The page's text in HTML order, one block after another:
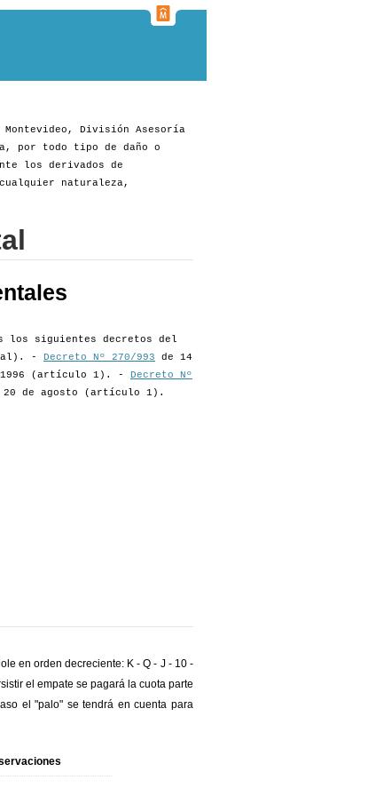
División Asesoría
por todo tipo de daño o
los derivados de
naturaleza,
los siguientes decretos del
- Decreto Nº 270/993 de 14
1996 (artículo 1). - Decreto Nº
20 de agosto (artículo 1).
en orden decreciente: K - Q - J - 10 -
el empate se pagará la cuota parte
el "palo" se tendrá en cuenta para